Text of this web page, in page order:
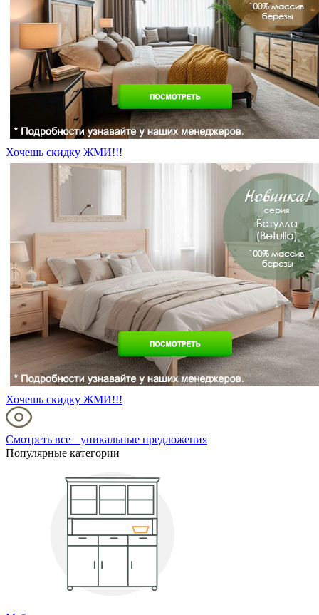
Хочешь скидку ЖМИ!!!
Хочешь скидку ЖМИ!!!
Смотреть все уникальные предложения
Популярные категории